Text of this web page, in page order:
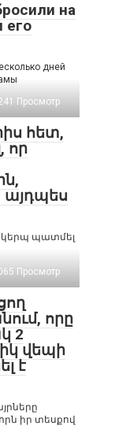
на
его
дней
Просмотр
հետ,
որ
այդպես
կերպ պատմել
Просмотр
որը
2
վեպի
է
իր տեսքով